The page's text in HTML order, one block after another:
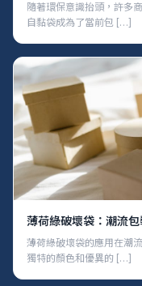
隨著環保意識抬頭，許多
自黏袋成為了當前包 […]
薄荷綠破壞袋：潮流
薄荷綠破壞袋的應用在潮
獨特的顏色和優異的 […]